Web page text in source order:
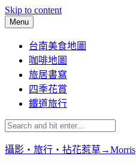
Skip to content
Menu
台南美食地圖
咖啡地圖
旅居書寫
四季花賞
鐵道旅行
攝影‧旅行‧拈花惹草→Morris